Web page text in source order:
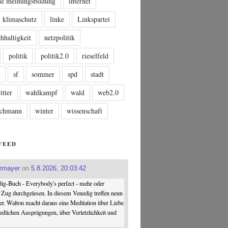
klimaschutz linke
Linkspartei
netzpolitik
politik politik2.0
rieselfeld
sf sommer spd
stadt
wahlkampf wald
web2.0
winter wissenschaft
on5.8.2026, 20:03:42
Buch - Everybody's perfect - mehr oder
durchgelesen. In diesem Venedig treffen neun
Walton macht daraus eine Meditation über Liebe
Ausprägungen, über Verletzlichkeit und